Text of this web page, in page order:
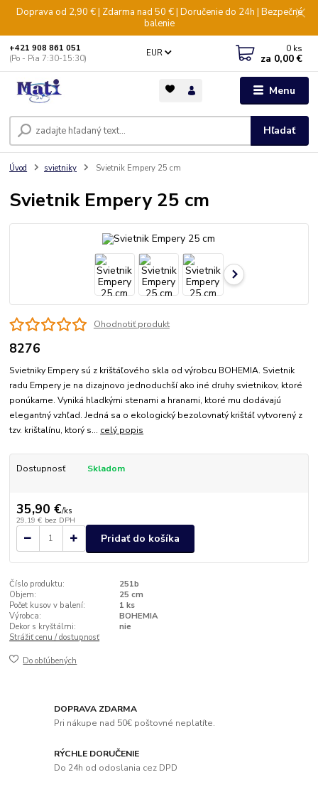
Doprava od 2,90 € | Zdarma nad 50 € | Doručenie do 24h | Bezpečné
balenie
Menu
EUR
Hľadať
+421 908 861 051
(Po - Pia 7:30-15:30)
0 ks
za 0,00 €
Úvod svietniky Svietnik Empery 25 cm
Svietnik Empery 25 cm
Ohodnotiť produkt
8276
Svietniky Empery sú z krištáľového skla od výrobcu BOHEMIA. Svietnik
radu Empery je na dizajnovo jednoduchší ako iné druhy svietnikov, ktoré
ponúkame. Vyniká hladkými stenami a hranami, ktoré mu dodávajú
elegantný vzhľad. Jedná sa o ekologický bezolovnatý krištáľ vytvorený z
tzv. krištalínu, ktorý s... celý popis
Dostupnosť Skladom
35,90 €/ks
29,19 € bez DPH
Pridať do košíka
Číslo produktu:
251b
Objem:
25 cm
Počet kusov v balení:
1 ks
Výrobca:
BOHEMIA
Dekor s kryštálmi:
nie
Strážiť cenu / dostupnosť
Do obľúbených
DOPRAVA ZDARMA
Pri nákupe nad 50€ poštovné neplatíte.
RÝCHLE DORUČENIE
Do 24h od odoslania cez DPD